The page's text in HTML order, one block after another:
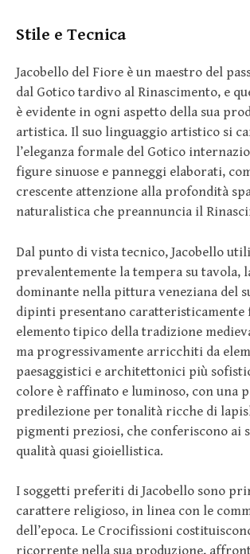
Stile e Tecnica
Jacobello del Fiore è un maestro del
dal Gotico tardivo al Rinascimento, e
è evidente in ogni aspetto della sua
artistica. Il suo linguaggio artistico si
l’eleganza formale del Gotico
figure sinuose e panneggi elaborati,
crescente attenzione alla profondità
naturalistica che preannuncia il
Dal punto di vista tecnico, Jacobello
prevalentemente la tempera su tavola,
dominante nella pittura veneziana del
dipinti presentano caratteristicamente
elemento tipico della tradizione
ma progressivamente arricchiti da
paesaggistici e architettonici più
colore è raffinato e luminoso, con una
predilezione per tonalità ricche di
pigmenti preziosi, che conferiscono ai
qualità quasi gioiellistica.
I soggetti preferiti di Jacobello sono
carattere religioso, in linea con le
dell’epoca. Le Crocifissioni